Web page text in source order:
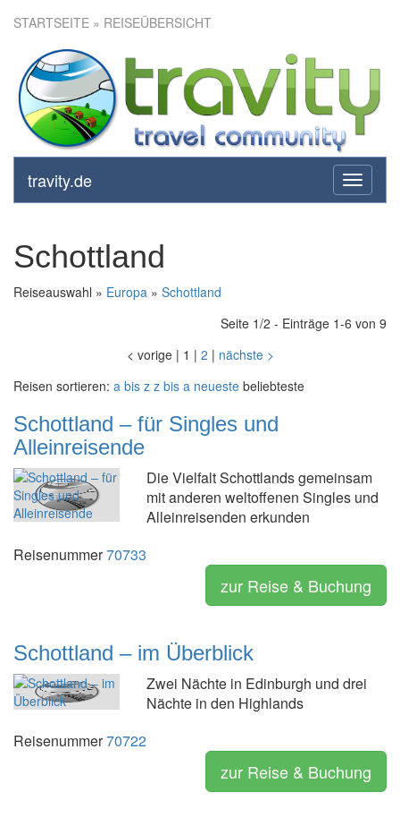
STARTSEITE » REISEÜBERSICHT
toggle
travity.de
Schottland
Reiseauswahl » Europa » Schottland
Seite 1/2 - Einträge 1-6 von 9
< vorige | 1 | 2 | nächste >
Reisen sortieren: a bis z z bis a neueste beliebteste
Schottland – für Singles und
Alleinreisende
Die Vielfalt Schottlands gemeinsam
mit anderen weltoffenen Singles und
Alleinreisenden erkunden
Reisenummer70733
zur Reise & Buchung
Schottland – im Überblick
Zwei Nächte in Edinburgh und drei
Nächte in den Highlands
Reisenummer70722
zur Reise & Buchung